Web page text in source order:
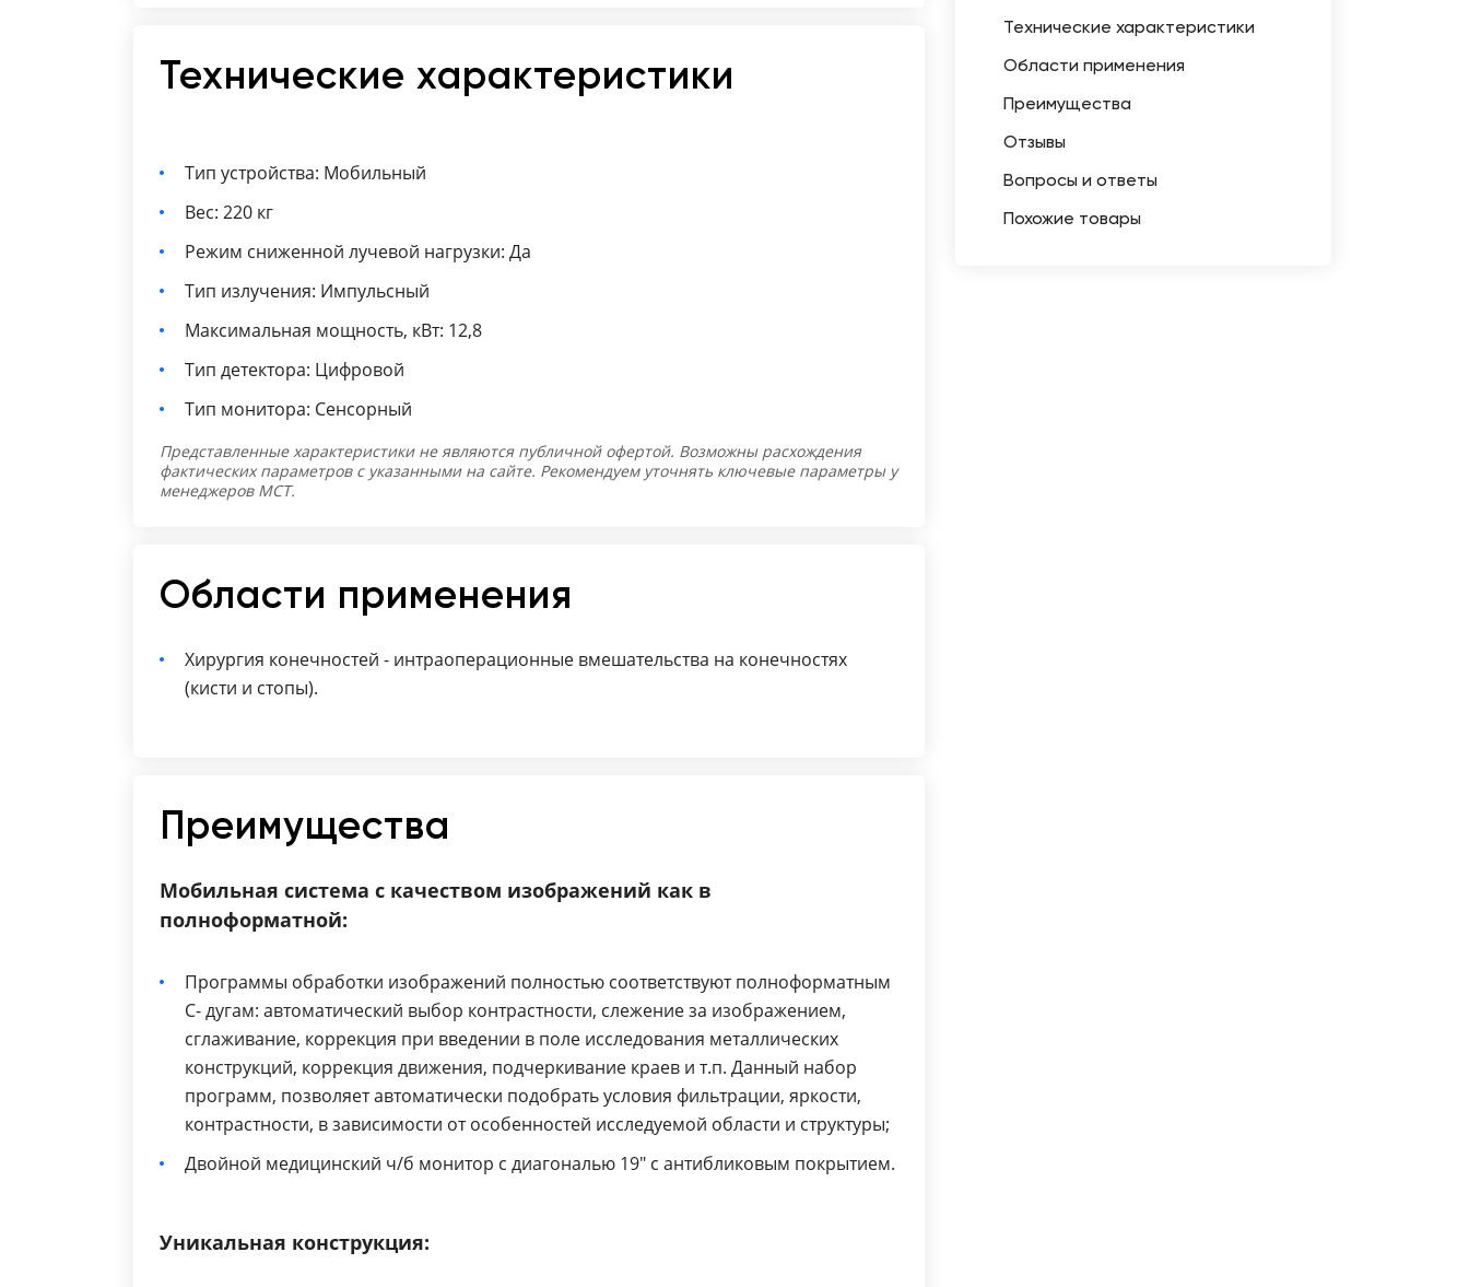
Технические характеристики
Тип устройства: Мобильный
Вес: 220 кг
Режим сниженной лучевой нагрузки: Да
Тип излучения: Импульсный
Максимальная мощность, кВт: 12,8
Тип детектора: Цифровой
Тип монитора: Сенсорный
Представленные характеристики не являются публичной офертой. Возможны расхождения
фактических параметров с указанными на сайте. Рекомендуем уточнять ключевые параметры у
менеджеров МСТ.
Области применения
Хирургия конечностей - интраоперационные вмешательства на конечностях
(кисти и стопы).
Преимущества
Мобильная система с качеством изображений как в
полноформатной:
Программы обработки изображений полностью соответствуют полноформатным
С- дугам: автоматический выбор контрастности, слежение за изображением,
сглаживание, коррекция при введении в поле исследования металлических
конструкций, коррекция движения, подчеркивание краев и т.п. Данный набор
программ, позволяет автоматически подобрать условия фильтрации, яркости,
контрастности, в зависимости от особенностей исследуемой области и структуры;
Двойной медицинский ч/б монитор с диагональю 19" с антибликовым покрытием.
Уникальная конструкция:
Технические характеристики
Области применения
Преимущества
Отзывы
Вопросы и ответы
Похожие товары